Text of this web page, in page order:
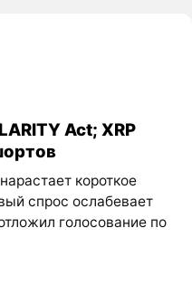
Act; XRP
короткое
спрос ослабевает
голосование по